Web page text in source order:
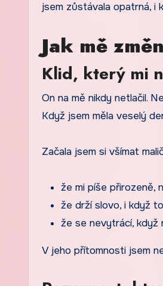
jsem zůstávala opatrná, i
Jak mě
Klid, který mi
On na mě nikdy netlačil.
Když jsem měla veselý
Začala jsem si všímat
že mi píše přirozeně,
že drží slovo, i když
že se nevytrácí, když
V jeho přítomnosti jsem